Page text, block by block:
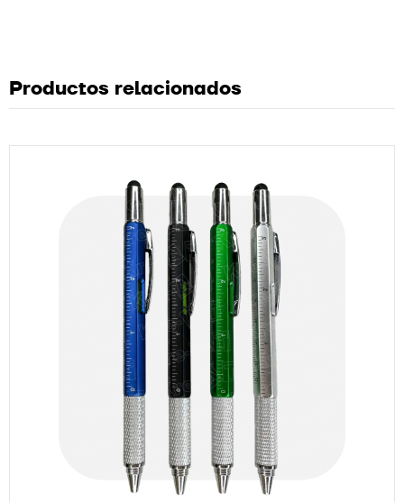
Productos relacionados